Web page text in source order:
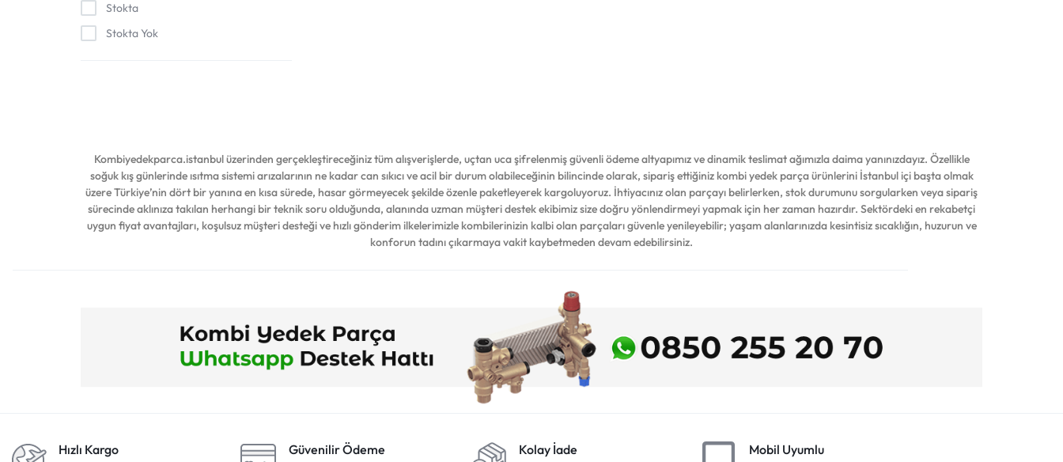
Bdr
Beizen
Beko
Campını
Stokta
Stokta Yok
Kombiyedekparca.istanbul üzerinden gerçekleştireceğiniz tüm alışverişlerde, uçtan uca şifrelenmiş güvenli ödeme altyapımız ve dinamik teslimat ağımızla daima yanınızdayız. Özellikle
soğuk kış günlerinde ısıtma sistemi arızalarının ne kadar can sıkıcı ve acil bir durum olabileceğinin bilincinde olarak, sipariş ettiğiniz kombi yedek parça ürünlerini İstanbul içi başta olmak
üzere Türkiye’nin dört bir yanına en kısa sürede, hasar görmeyecek şekilde özenle paketleyerek kargoluyoruz. İhtiyacınız olan parçayı belirlerken, stok durumunu sorgularken veya sipariş
sürecinde aklınıza takılan herhangi bir teknik soru olduğunda, alanında uzman müşteri destek ekibimiz size doğru yönlendirmeyi yapmak için her zaman hazırdır. Sektördeki en rekabetçi
uygun fiyat avantajları, koşulsuz müşteri desteği ve hızlı gönderim ilkelerimizle kombilerinizin kalbi olan parçaları güvenle yenileyebilir; yaşam alanlarınızda kesintisiz sıcaklığın, huzurun ve
konforun tadını çıkarmaya vakit kaybetmeden devam edebilirsiniz.
Hızlı Kargo Güvenilir Ödeme Kolay İade Mobil Uyumlu